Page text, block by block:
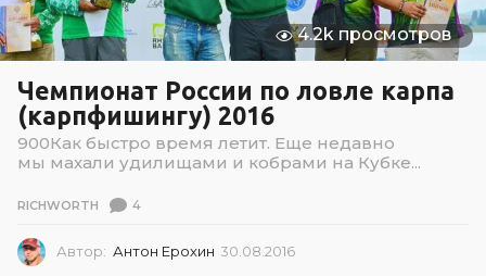
4.2k просмотров
Чемпионат России по ловле карпа
(карпфишингу) 2016
900Как быстро время летит. Еще недавно
мы махали удилищами и кобрами на Кубке...
RICHWORTH 4
Автор: Антон Ерохин 30.08.2016